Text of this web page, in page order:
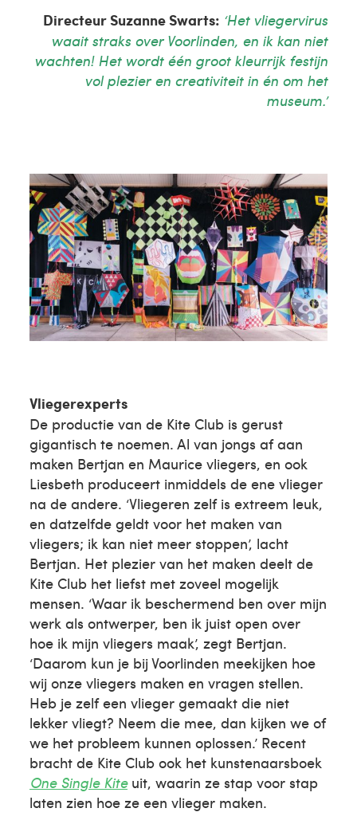
Directeur Suzanne Swarts: ‘Het vliegervirus
waait straks over Voorlinden, en ik kan niet
wachten! Het wordt één groot kleurrijk festijn
vol plezier en creativiteit in én om het
museum.’
Vliegerexperts
De productie van de Kite Club is gerust
gigantisch te noemen. Al van jongs af aan
maken Bertjan en Maurice vliegers, en ook
Liesbeth produceert inmiddels de ene vlieger
na de andere. ‘Vliegeren zelf is extreem leuk,
en datzelfde geldt voor het maken van
vliegers; ik kan niet meer stoppen’, lacht
Bertjan. Het plezier van het maken deelt de
Kite Club het liefst met zoveel mogelijk
mensen. ‘Waar ik beschermend ben over mijn
werk als ontwerper, ben ik juist open over
hoe ik mijn vliegers maak’, zegt Bertjan.
‘Daarom kun je bij Voorlinden meekijken hoe
wij onze vliegers maken en vragen stellen.
Heb je zelf een vlieger gemaakt die niet
lekker vliegt? Neem die mee, dan kijken we of
we het probleem kunnen oplossen.’ Recent
bracht de Kite Club ook het kunstenaarsboek
One Single Kiteuit, waarin ze stap voor stap
laten zien hoe ze een vlieger maken.